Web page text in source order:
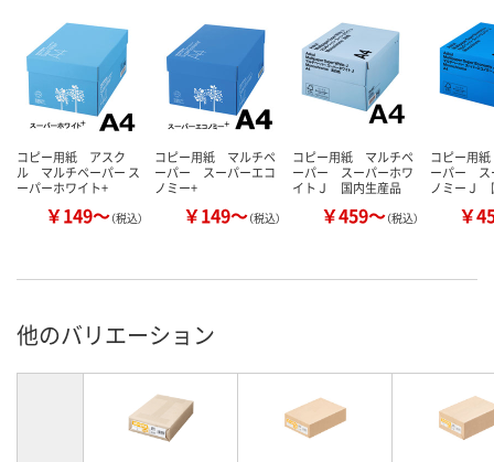
コピー用紙 アスク
ル マルチペーパー ス
ーパーホワイト+
￥149～（税込）
コピー用紙 マルチペ
ーパー スーパーエコ
ノミー+
￥149～（税込）
コピー用紙 マルチペ
ーパー スーパーホワ
イトＪ 国内生産品
￥459～（税込）
コピー用
ーパー ス
ノミーＪ
￥
他のバリエーション